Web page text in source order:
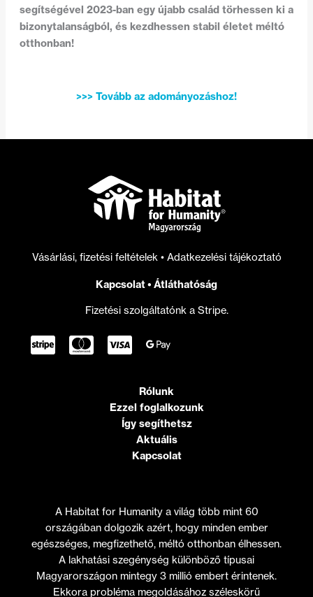
segítségével 2023-ban egy újabb család törhessen ki a
bizonytalanságból, és kezdhessen stabil életet méltó
otthonban!
>>> Tovább az adományozáshoz!
Vásárlási, fizetési feltételek • Adatkezelési tájékoztató
Kapcsolat• Átláthatóság
Fizetési szolgáltatónk a Stripe.
Rólunk
Ezzel foglalkozunk
Így segíthetsz
Aktuális
Kapcsolat
A Habitat for Humanity a világ több mint 60
országában dolgozik azért, hogy minden ember
egészséges, megfizethető, méltó otthonban élhessen.
A lakhatási szegénység különböző típusai
Magyarországon mintegy 3 millió embert érintenek.
Ekkora probléma megoldásához széleskörű